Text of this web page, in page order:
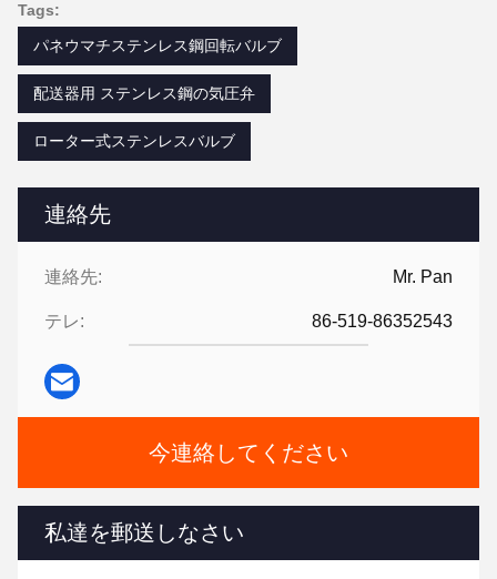
連絡先
連絡先: Mr. Pan
テレ: 86-519-86352543
今連絡してください
私達を郵送しなさい
Tags:
パネウマチステンレス鋼回転バルブ
配送器用 ステンレス鋼の気圧弁
ローター式ステンレスバルブ